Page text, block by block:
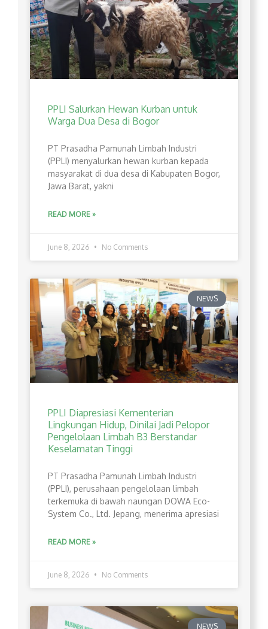
PPLI Salurkan Hewan Kurban untuk
Warga Dua Desa di Bogor
PT Prasadha Pamunah Limbah Industri
(PPLI) menyalurkan hewan kurban kepada
masyarakat di dua desa di Kabupaten Bogor,
Jawa Barat, yakni
READ MORE »
June 8, 2026 No Comments
NEWS
PPLI Diapresiasi Kementerian
Lingkungan Hidup, Dinilai Jadi Pelopor
Pengelolaan Limbah B3 Berstandar
Keselamatan Tinggi
PT Prasadha Pamunah Limbah Industri
(PPLI), perusahaan pengelolaan limbah
terkemuka di bawah naungan DOWA Eco-
System Co., Ltd. Jepang, menerima apresiasi
READ MORE »
June 8, 2026 No Comments
NEWS